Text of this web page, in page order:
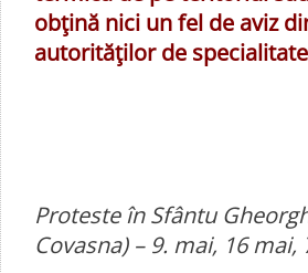
obţină nici un fel de aviz
autorităţilor de
Proteste în Sfântu
Covasna) – 9. mai, 16 mai,